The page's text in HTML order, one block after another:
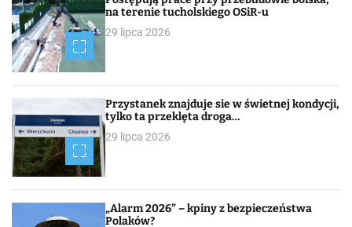
na terenie tucholskiego OSiR-u
29 lipca 2026
Przystanek znajduje sie w świetnej kondycji,
tylko ta przeklęta droga…
29 lipca 2026
„Alarm 2026” – kpiny z bezpieczeństwa
Polaków?